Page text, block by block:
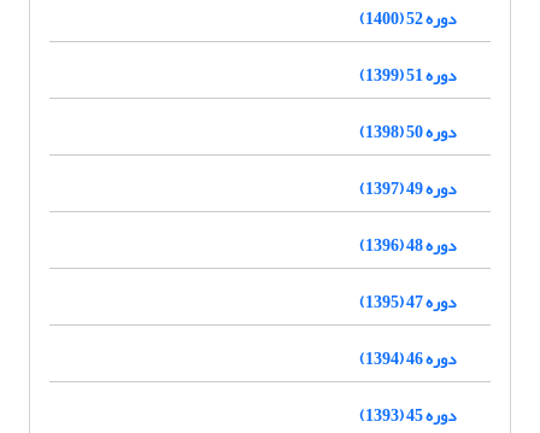
دوره 52 (1400)
دوره 51 (1399)
دوره 50 (1398)
دوره 49 (1397)
دوره 48 (1396)
دوره 47 (1395)
دوره 46 (1394)
دوره 45 (1393)